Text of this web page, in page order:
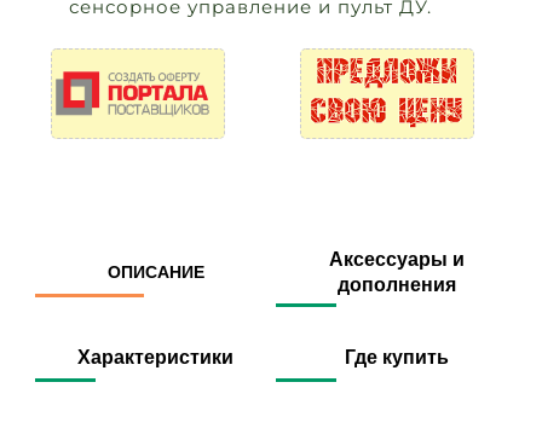
сенсорное управление и пульт ДУ.
ОПИСАНИЕ
Аксессуары и
дополнения
Характеристики Где купить